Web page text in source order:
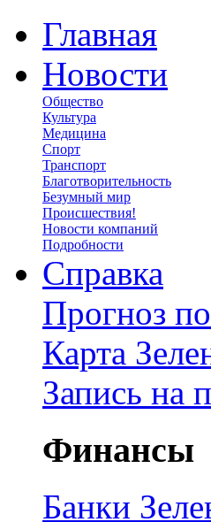
Главная
Новости
Общество
Культура
Медицина
Спорт
Транспорт
Благотворительность
Безумный мир
Происшествия!
Новости компаний
Подробности
Справка
Прогноз
Карта
Запись на
Финансы
Банки